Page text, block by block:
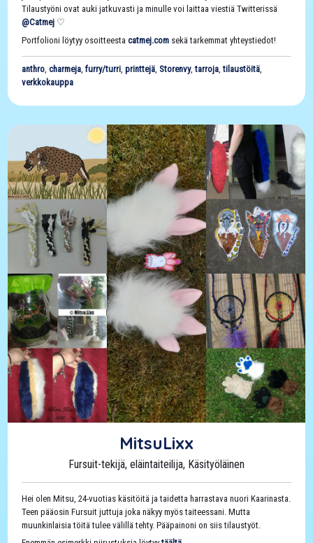
Tilaustyöni ovat auki jatkuvasti ja minulle voi laittaa viestiä Twitterissä
@Catmej♡
Portfolioni löytyy osoitteesta catmej.comsekä tarkemmat yhteystiedot!
anthro, charmeja, furry/turri, printtejä, Storenvy,tarroja,tilaustöitä,
verkkokauppa
MitsuLixx
Fursuit-tekijä, eläintaiteilija, Käsityöläinen
Hei olen Mitsu, 24-vuotias käsitöitä ja taidetta harrastava nuori Kaarinasta.
Teen pääosin Fursuit juttuja joka näkyy myös taiteessani. Mutta
muunkinlaisia töitä tulee välillä tehty. Pääpainoni on siis tilaustyöt.